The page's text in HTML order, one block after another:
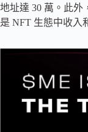
地址達 30 萬。此外
是 NFT 生態中收入